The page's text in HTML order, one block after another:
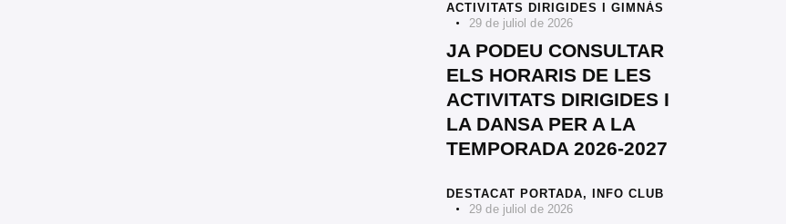
ACTIVITATS DIRIGIDES I GIMNÀS
29 de juliol de 2026
JA PODEU CONSULTAR
ELS HORARIS DE LES
ACTIVITATS DIRIGIDES I
LA DANSA PER A LA
TEMPORADA 2026-2027
DESTACAT PORTADA,
INFO CLUB
29 de juliol de 2026